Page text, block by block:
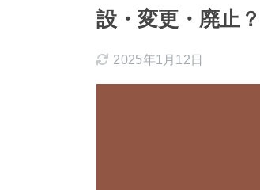
設・変更・廃止？
2025年1月12日